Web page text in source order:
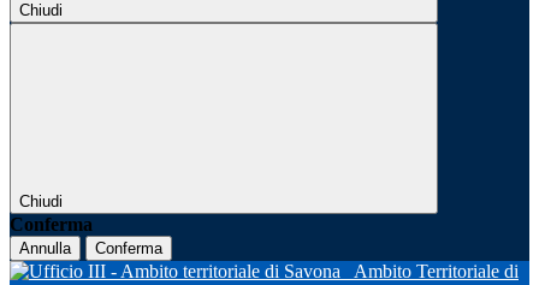
Chiudi
Chiudi
Conferma
Annulla Conferma
Ambito Territoriale di